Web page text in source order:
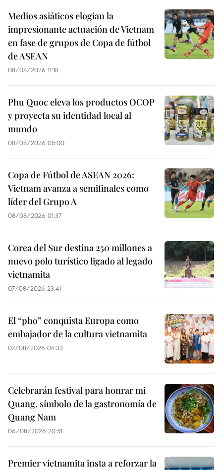
Medios asiáticos elogian la
impresionante actuación de Vietnam
en fase de grupos de Copa de fútbol
de ASEAN
08/08/2026 11:18
Phu Quoc eleva los productos OCOP
y proyecta su identidad local al
mundo
08/08/2026 05:00
Copa de Fútbol de ASEAN 2026:
Vietnam avanza a semifinales como
líder del Grupo A
08/08/2026 01:37
Corea del Sur destina 250 millones a
nuevo polo turístico ligado al legado
vietnamita
07/08/2026 23:41
El “pho” conquista Europa como
embajador de la cultura vietnamita
07/08/2026 04:33
Celebrarán festival para honrar mi
Quang, símbolo de la gastronomía de
Quang Nam
06/08/2026 20:51
Premier vietnamita insta a reforzar la